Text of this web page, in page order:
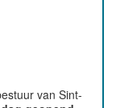
van Sint-